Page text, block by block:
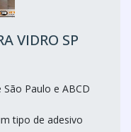
VIDRO SP
Paulo e ABCD
tipo de adesivo